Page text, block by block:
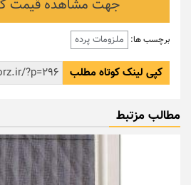
جهت مشاهده قیمت
برچسب ها: ملزومات پرده
کپی لینک کوتاه مطلب
مطالب مزتبط